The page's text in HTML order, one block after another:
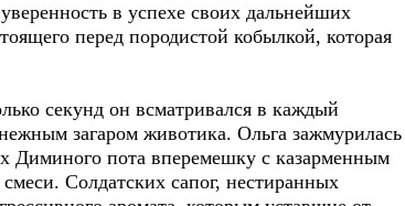
в успехе своих дальнейших
перед породистой кобылкой, которая
секунд он всматривался в каждый
загаром животика. Ольга зажмурилась
Диминого пота вперемешку с казарменным
Солдатских сапог, нестиранных